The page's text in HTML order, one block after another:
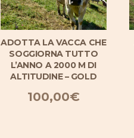
ADOTTA LA VACCA CHE
SOGGIORNA TUTTO
L’ANNO A 2000 M DI
ALTITUDINE – GOLD
100,00€